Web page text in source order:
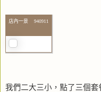
店內一景 940911
我們二大三小，點了三個